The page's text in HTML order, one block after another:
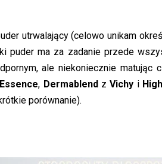
utrwalający (celowo unikam
puder ma za zadanie przede
ale niekoniecznie matując
Essence, Dermablend zVichy i
porównanie).